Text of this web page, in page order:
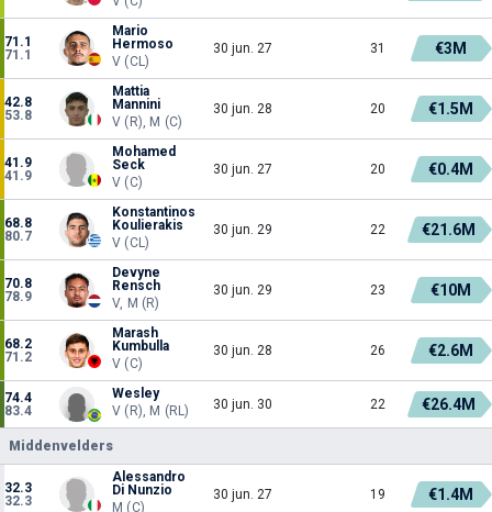
71.1
71.1
Mario
Hermoso
V (CL)
30 jun. 27 31 €3M
42.8
53.8
Mattia
Mannini
V (R), M (C)
30 jun. 28 20 €1.5M
41.9
41.9
Mohamed
Seck
V (C)
30 jun. 27 20 €0.4M
68.8
80.7
Konstantinos
Koulierakis
V (CL)
30 jun. 29 22 €21.6M
70.8
78.9
Devyne
Rensch
V, M (R)
30 jun. 29 23 €10M
68.2
71.2
Marash
Kumbulla
V (C)
30 jun. 28 26 €2.6M
74.4
83.4
Wesley
V (R), M (RL)
30 jun. 30 22 €26.4M
Middenvelders
32.3
32.3
Alessandro
Di Nunzio
M (C)
30 jun. 27 19 €1.4M